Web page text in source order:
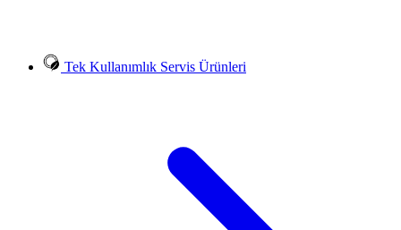
Tek Kullanımlık Servis Ürünleri